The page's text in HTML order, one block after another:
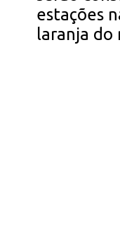
estações
laranja do